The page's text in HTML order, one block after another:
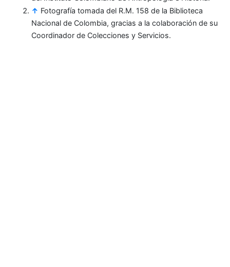
↑ Fotografía tomada del R.M. 158 de la Biblioteca
Nacional de Colombia, gracias a la colaboración de su
Coordinador de Colecciones y Servicios.